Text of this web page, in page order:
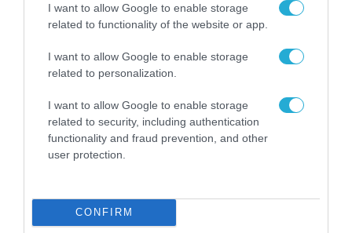
I want to allow Google to enable storage
related to functionality of the website or app.
I want to allow Google to enable storage
related to personalization.
I want to allow Google to enable storage
related to security, including authentication
functionality and fraud prevention, and other
user protection.
CONFIRM
Κ.Τσίγκας για νέα Canadair DHC-515: «Θα
πετούν τη νύχτα αλλά δεν θα πραγματοποιούν
ρίψεις νερού»